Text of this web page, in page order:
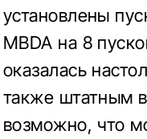
установлены
MBDA на 8
оказалась
также штатным
возможно, что